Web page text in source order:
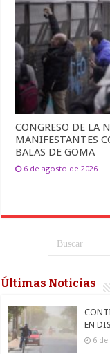
CONGRESO DE LA
MANIFESTANTES
BALAS DE GOMA
6 de agosto de 2026
Últimas Noticias
EN
6 de